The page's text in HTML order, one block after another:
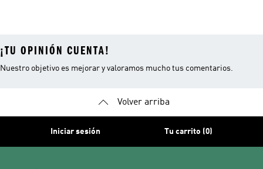
¡TU OPINIÓN CUENTA!
Nuestro objetivo es mejorar y valoramos mucho tus comentarios.
Volver arriba
Iniciar sesión Tu carrito (0)